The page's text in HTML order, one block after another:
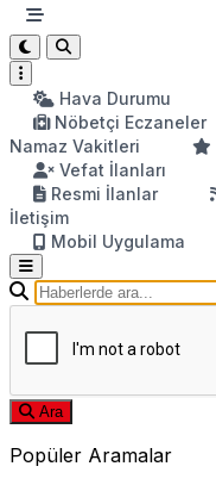
Hava Durumu
Nöbetçi Eczaneler
Namaz Vakitleri
Vefat İlanları
Resmi İlanlar
İletişim
Mobil Uygulama
Ara
Popüler Aramalar